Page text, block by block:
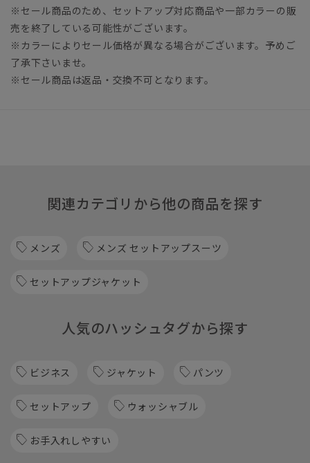
※セール商品のため、セットアップ対応商品や一部カラーの販
売を終了している可能性がございます。
※カラーによりセール価格が異なる場合がございます。予めご
了承下さいませ。
※セール商品は返品・交換不可となります。
関連カテゴリから他の商品を探す
メンズ メンズ セットアップスーツ
セットアップジャケット
人気のハッシュタグから探す
ビジネス ジャケット パンツ
セットアップ ウォッシャブル
お手入れしやすい